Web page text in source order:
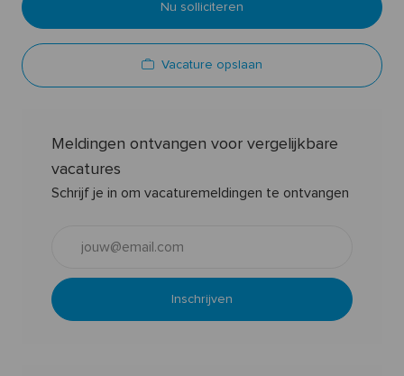
Nu solliciteren
Vacature opslaan
Meldingen ontvangen voor vergelijkbare
vacatures
Schrijf je in om vacaturemeldingen te ontvangen
mailadres
invoeren
Inschrijven